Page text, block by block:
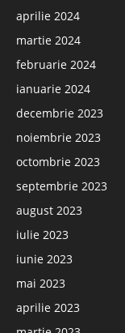
aprilie 2024
martie 2024
februarie 2024
ianuarie 2024
decembrie 2023
noiembrie 2023
octombrie 2023
septembrie 2023
august 2023
iulie 2023
iunie 2023
mai 2023
aprilie 2023